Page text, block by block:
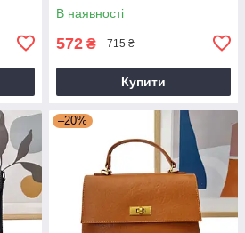
В наявності
572 ₴ 715 ₴
Купити
–20%